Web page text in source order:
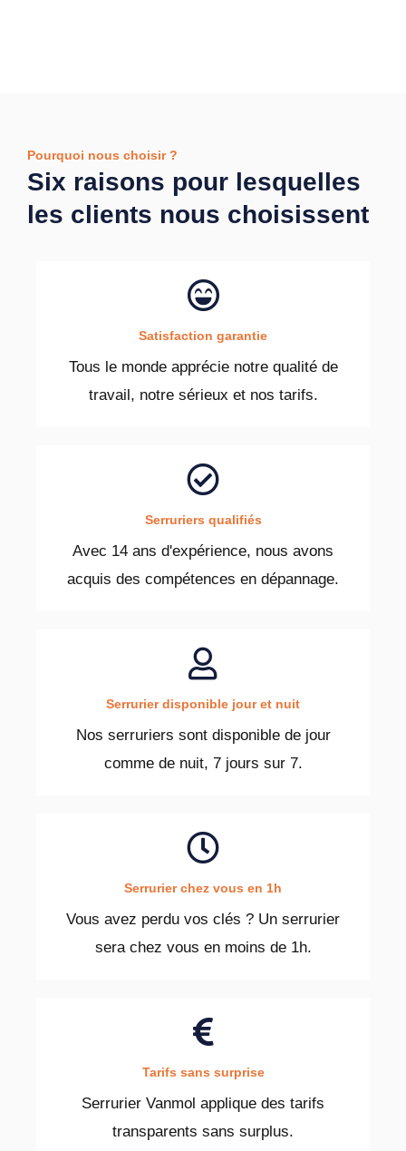
Pourquoi nous choisir ?
Six raisons pour lesquelles
les clients nous choisissent
Satisfaction garantie
Tous le monde apprécie notre qualité de
travail, notre sérieux et nos tarifs.
Serruriers qualifiés
Avec 14 ans d'expérience, nous avons
acquis des compétences en dépannage.
Serrurier disponible jour et nuit
Nos serruriers sont disponible de jour
comme de nuit, 7 jours sur 7.
Serrurier chez vous en 1h
Vous avez perdu vos clés ? Un serrurier
sera chez vous en moins de 1h.
Tarifs sans surprise
Serrurier Vanmol applique des tarifs
transparents sans surplus.